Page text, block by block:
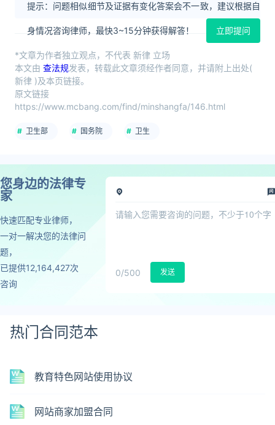
提示：问题相似细节及证据有变化答案会不一致，建议根据自
身情况咨询律师，最快3~15分钟获得解答！ 立即提问
*文章为作者独立观点，不代表 新律 立场
本文由 查法规发表，转载此文章须经作者同意，并请附上出处(
新律 )及本页链接。
原文链接
https://www.mcbang.com/find/minshangfa/146.html
卫生部 国务院 卫生
您身边的法律专
家
快速匹配专业律师，
一对一解决您的法律问
题，
已提供12,164,427次
咨询
0/500 发送
热门合同范本
教育特色网站使用协议
网站商家加盟合同